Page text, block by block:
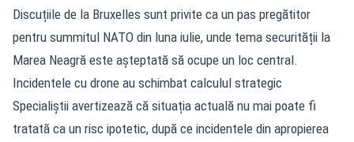
Discuțiile de la Bruxelles sunt privite ca un pas pregătitor
pentru summitul NATO din luna iulie, unde tema securității la
Marea Neagră este așteptată să ocupe un loc central.
Incidentele cu drone au schimbat calculul strategic
Specialiștii avertizează că situația actuală nu mai poate fi
tratată ca un risc ipotetic, după ce incidentele din apropierea